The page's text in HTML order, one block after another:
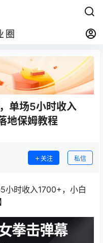
圈
单场5小时收入
地保姆教程
关注 私信
小时收入1700+，小白